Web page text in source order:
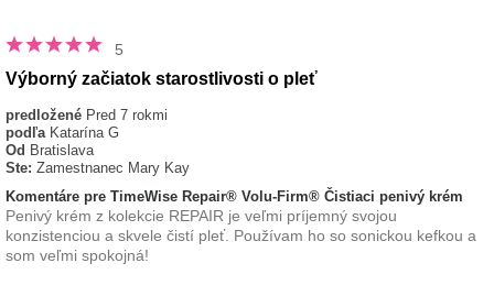
5
Výborný začiatok starostlivosti o pleť
predložené Pred 7 rokmi
podľa Katarína G
Od Bratislava
Ste: Zamestnanec Mary Kay
Komentáre pre TimeWise Repair® Volu-Firm® Čistiaci penivý krém
Penivý krém z kolekcie REPAIR je veľmi príjemný svojou
konzistenciou a skvele čistí pleť. Používam ho so sonickou kefkou a
som veľmi spokojná!